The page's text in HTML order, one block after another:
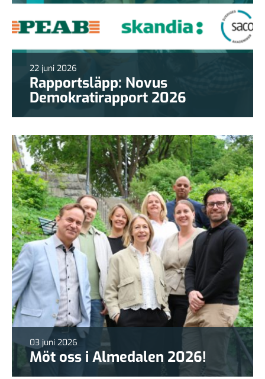
22 juni 2026
Rapportsläpp: Novus
Demokratirapport 2026
03 juni 2026
Möt oss i Almedalen 2026!